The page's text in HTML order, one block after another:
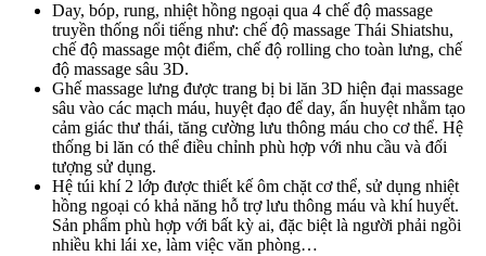
Day, bóp, rung, nhiệt hồng ngoại qua 4 chế độ massage
truyền thống nổi tiếng như: chế độ massage Thái Shiatshu,
chế độ massage một điểm, chế độ rolling cho toàn lưng, chế
độ massage sâu 3D.
Ghế massage lưng được trang bị bi lăn 3D hiện đại massage
sâu vào các mạch máu, huyệt đạo để day, ấn huyệt nhằm tạo
cảm giác thư thái, tăng cường lưu thông máu cho cơ thể. Hệ
thống bi lăn có thể điều chỉnh phù hợp với nhu cầu và đối
tượng sử dụng.
Hệ túi khí 2 lớp được thiết kế ôm chặt cơ thể, sử dụng nhiệt
hồng ngoại có khả năng hỗ trợ lưu thông máu và khí huyết.
Sản phẩm phù hợp với bất kỳ ai, đặc biệt là người phải ngồi
nhiều khi lái xe, làm việc văn phòng…